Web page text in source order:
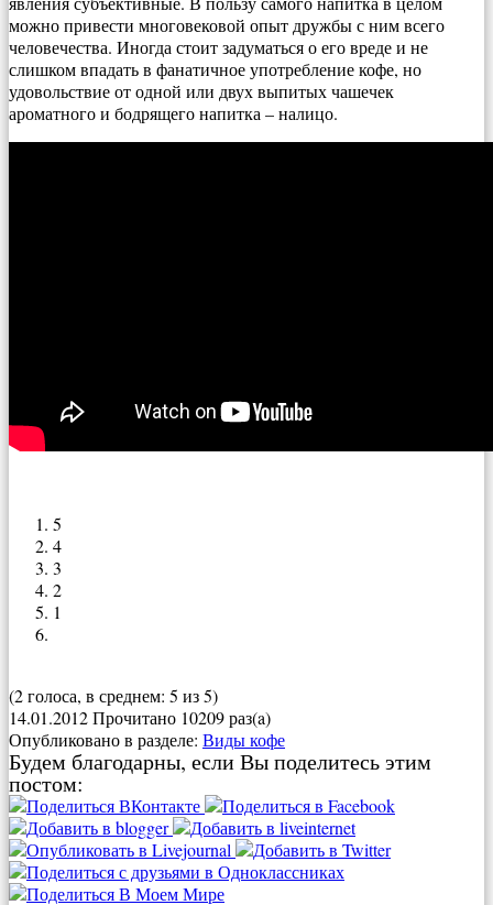
можно привести многовековой опыт дружбы с ним всего
человечества. Иногда стоит задуматься о его вреде и не
слишком впадать в фанатичное употребление кофе, но
удовольствие от одной или двух выпитых чашечек
ароматного и бодрящего напитка – налицо.
5
4
3
2
1
(2 голоса, в среднем: 5 из 5)
14.01.2012Прочитано 10209 раз(a)
Опубликовано в разделе: Виды кофе
Будем благодарны, если Вы поделитесь этим
постом: